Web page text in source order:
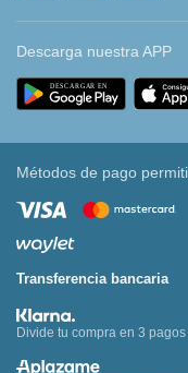
Descarga nuestra APP
Métodos de pago
Transferencia bancaria
Divide tu compra en 3